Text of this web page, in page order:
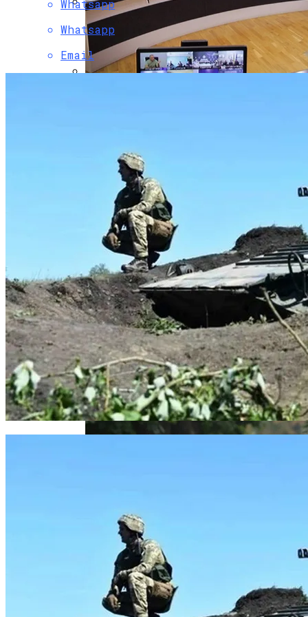
Растущая Концентрация Власти В
Руках Си Цзиньпина: Мир Не Обмануть
Военные Рельсы Спасут Британскую
Экономику?
Коронавирус В США Оказался
Смертоноснее «испанки» 1918 Года
Извержение Вулкана На Юге Исландии:
Чрезвычайное Положение И Эвакуация
Индия Не Будет Спрашивать
Разрешения На Запуск Моделей ИИ
Как Сочетать Вина С Салатами:
Делится Опытом АЛКОМАГ
Whatsapp
Whatsapp
Email